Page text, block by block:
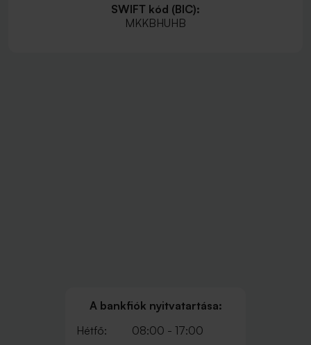
SWIFT kód (BIC):
MKKBHUHB
A bankfiók nyitvatartása:
Hétfő:
08:00 - 17:00